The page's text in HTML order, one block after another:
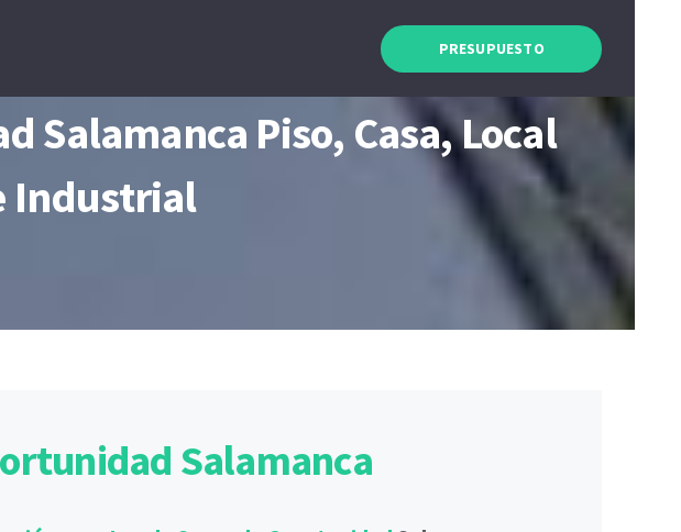
PRESUPUESTO
Salamanca Piso, Casa, Local
Industrial
Salamanca